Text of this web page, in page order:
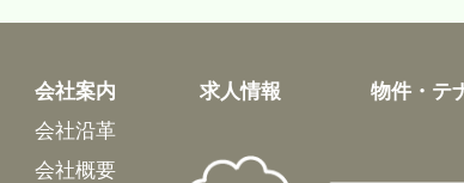
会社案内
会社沿革
会社概要
求人情報 物件・テ